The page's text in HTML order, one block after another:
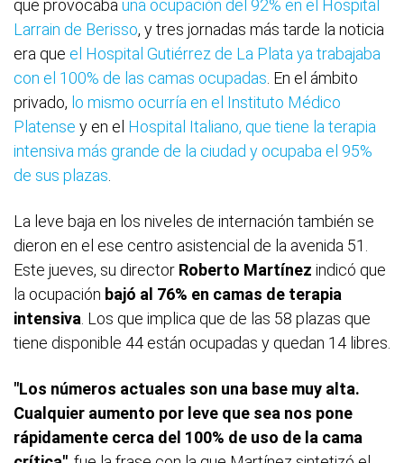
que provocaba una ocupación del 92% en el Hospital
Larrain de Berisso, y tres jornadas más tarde la noticia
era que el Hospital Gutiérrez de La Plata ya trabajaba
con el 100% de las camas ocupadas . En el ámbito
privado, lo mismo ocurría en el Instituto Médico
Platense y en el Hospital Italiano, que tiene la terapia
intensiva más grande de la ciudad y ocupaba el 95%
de sus plazas
La leve baja en los niveles de internación también se
dieron en el ese centro asistencial de la avenida 51.
Este jueves, su director Roberto Martínez indicó que
la ocupación bajó al 76% en camas de terapia
intensiva . Los que implica que de las 58 plazas que
tiene disponible 44 están ocupadas y quedan 14 libres.
"Los números actuales son una base muy alta.
Cualquier aumento por leve que sea nos pone
rápidamente cerca del 100% de uso de la cama